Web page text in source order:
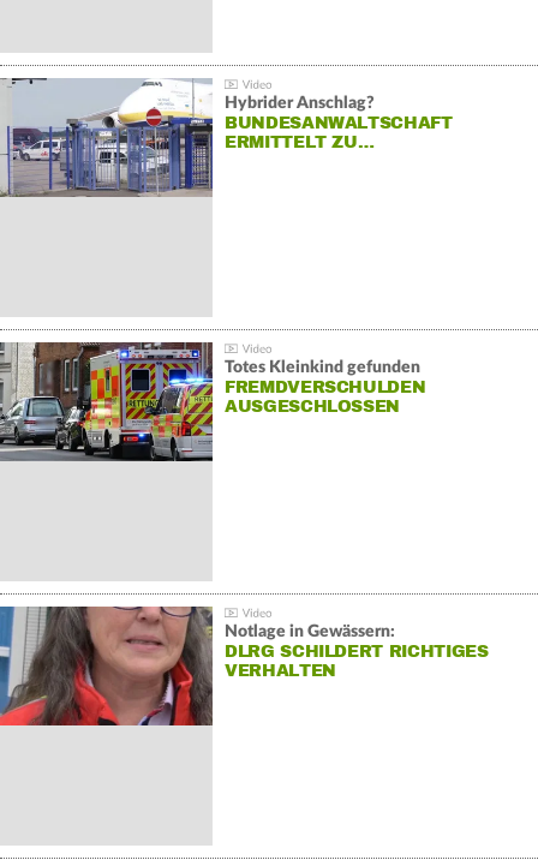
Hybrider Anschlag?
BUNDESANWALTSCHAFT
ERMITTELT ZU…
Totes Kleinkind gefunden
FREMDVERSCHULDEN
AUSGESCHLOSSEN
Notlage in Gewässern:
DLRG SCHILDERT RICHTIGES
VERHALTEN